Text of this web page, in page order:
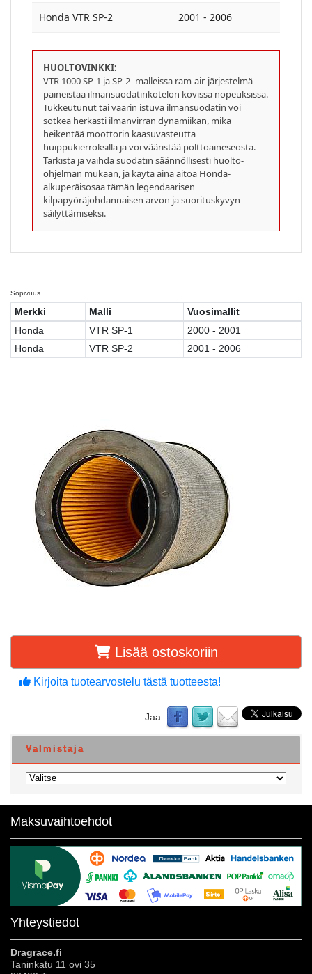
Honda VTR SP-2 2001 - 2006
HUOLTOVINKKI:
VTR 1000 SP-1 ja SP-2 -malleissa ram-air-järjestelmä
paineistaa ilmansuodatinkotelon kovissa nopeuksissa.
Tukkeutunut tai väärin istuva ilmansuodatin voi
sotkea herkästi ilmanvirran dynamiikan, mikä
heikentää moottorin kaasuvasteutta
huippukierroksilla ja voi vääristää polttoaineseosta.
Tarkista ja vaihda suodatin säännöllisesti huolto-
ohjelman mukaan, ja käytä aina aitoa Honda-
alkuperäisosaa tämän legendaarisen
kilpapyöräjohdannaisen arvon ja suorituskyvyn
säilyttämiseksi.
Sopivuus
Merkki Malli
Vuosimallit
Honda
VTR SP-1
2000 - 2001
Honda
VTR SP-2 2001 - 2006
Lisää ostoskoriin
Kirjoita tuotearvostelu tästä tuotteesta!
Jaa
Valmistaja
Maksuvaihtoehdot
Yhteystiedot
Dragrace.fi
Taninkatu 11 ovi 35